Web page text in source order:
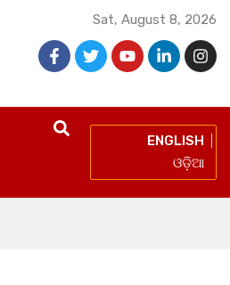
Sat, August 8, 2026
ENGLISH
ଓଡ଼ିଆ